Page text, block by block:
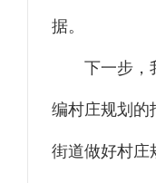
据。
下一步，
编村庄规划的
街道做好村庄